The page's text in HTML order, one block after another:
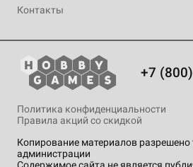
Контакты
+7
Копирование материалов разрешено
администрации
Политика конфиденциальности
Правила акций со скидкой